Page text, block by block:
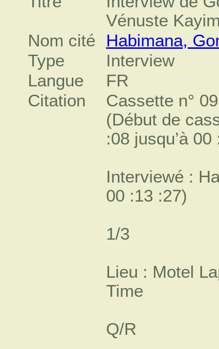
Vénuste
Nom cité
Habimana,
Type
Interview
Langue
FR
Citation
Cassette n°
(Début de
:08 jusqu’à
Interviewé :
00 :13 :27)
1/3
Lieu : Motel
Time
Q/R